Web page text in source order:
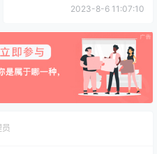
2023-8-6 11:07:10